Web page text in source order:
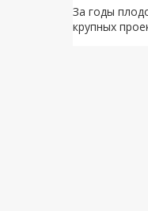
За годы
крупных